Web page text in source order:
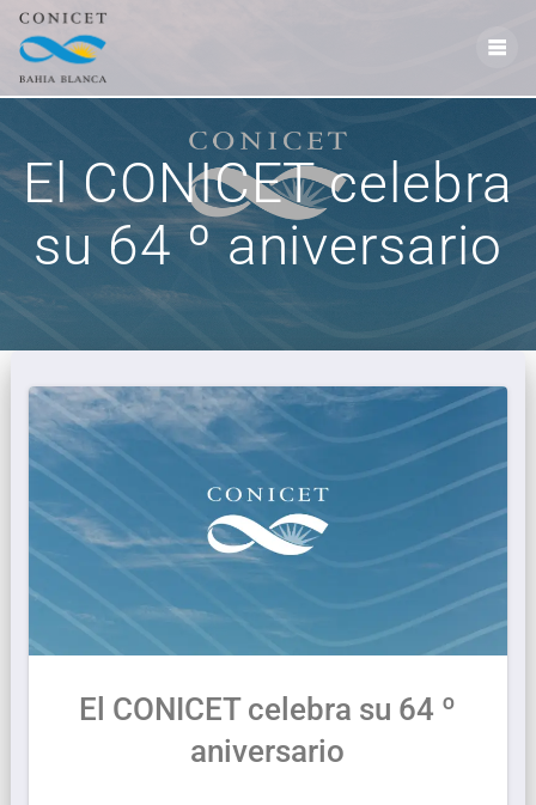
El CONICET celebra
su 64 º aniversario
El CONICET celebra su 64 º
aniversario